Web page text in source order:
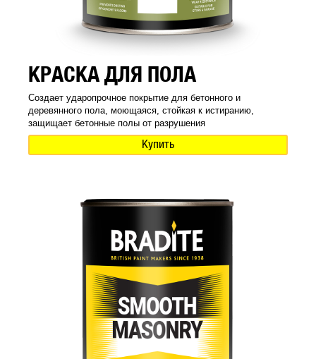
КРАСКА ДЛЯ ПОЛА
Создает ударопрочное покрытие для бетонного и
деревянного пола, моющаяся, стойкая к истиранию,
защищает бетонные полы от разрушения
Купить